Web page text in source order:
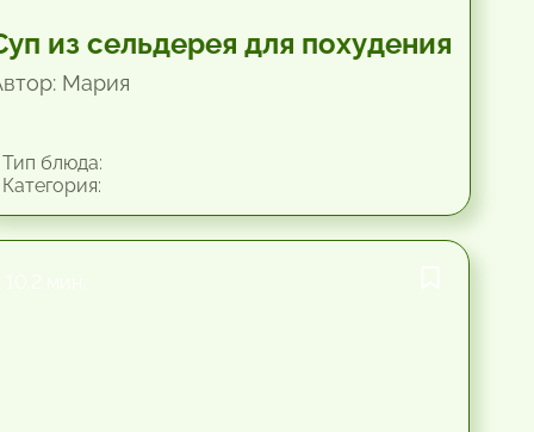
из сельдерея для похудения
Мария
блюда: